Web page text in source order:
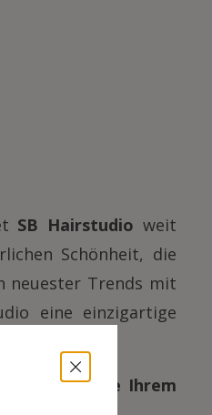
SB Hairstudio weit
Schönheit, die
neuester Trends mit
eine einzigartige
gönnen Sie Ihrem